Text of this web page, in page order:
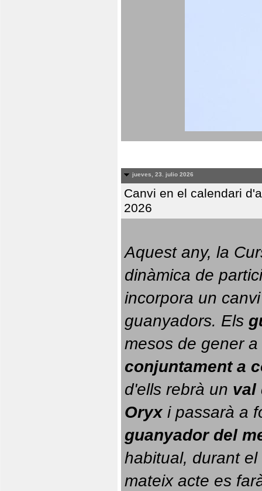
jueves, 23. julio 2026
Canvi en el calendari
2026
Aquest any, la
dinàmica de
incorpora un
guanyadors. Els
conjuntament a
d'ells rebrà un val
Oryx i passarà a
guanyador del
habitual, durant el
mateix acte es